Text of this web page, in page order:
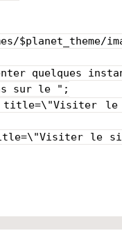
quelques
sur le ";
le
le